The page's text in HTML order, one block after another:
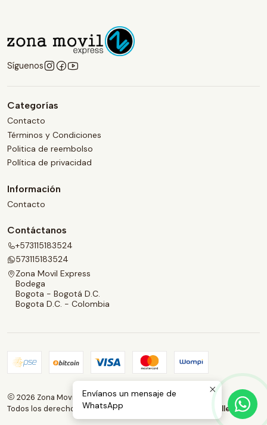
Síguenos
Categorías
Contacto
Términos y Condiciones
Politica de reembolso
Política de privacidad
Información
Contacto
Contáctanos
+573115183524
573115183524
Zona Movil Express
Bodega
Bogota - Bogotá D.C.
Bogota D.C. - Colombia
2026 Zona Movil Express.
Todos los derechos reservados.
Desarrollado por Jumpseller
Envíanos un mensaje de
WhatsApp